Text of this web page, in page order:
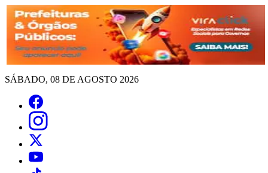
SÁBADO, 08 DE AGOSTO 2026